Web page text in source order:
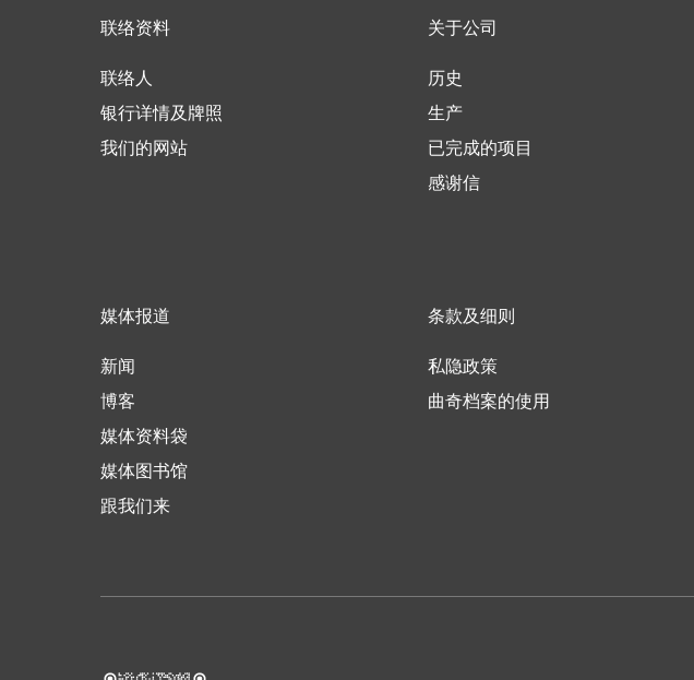
联络资料
联络人
银行详情及牌照
我们的网站
关于公司
历史
生产
已完成的项目
感谢信
媒体报道
新闻
博客
媒体资料袋
媒体图书馆
跟我们来
条款及细则
私隐政策
曲奇档案的使用